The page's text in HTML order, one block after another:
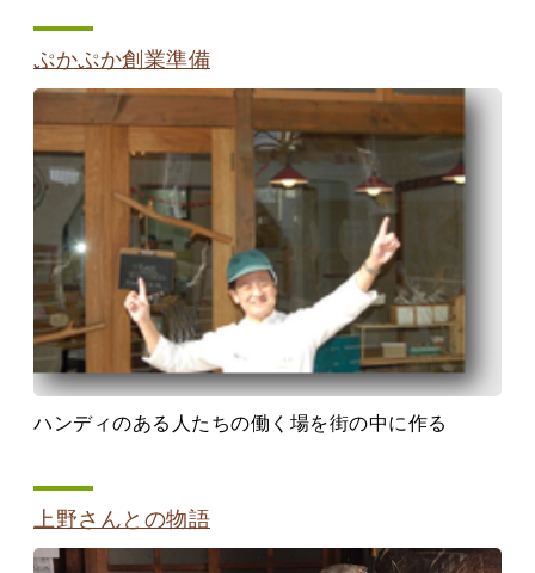
ぷかぷか創業準備
ハンディのある人たちの働く場を街の中に作る
上野さんとの物語